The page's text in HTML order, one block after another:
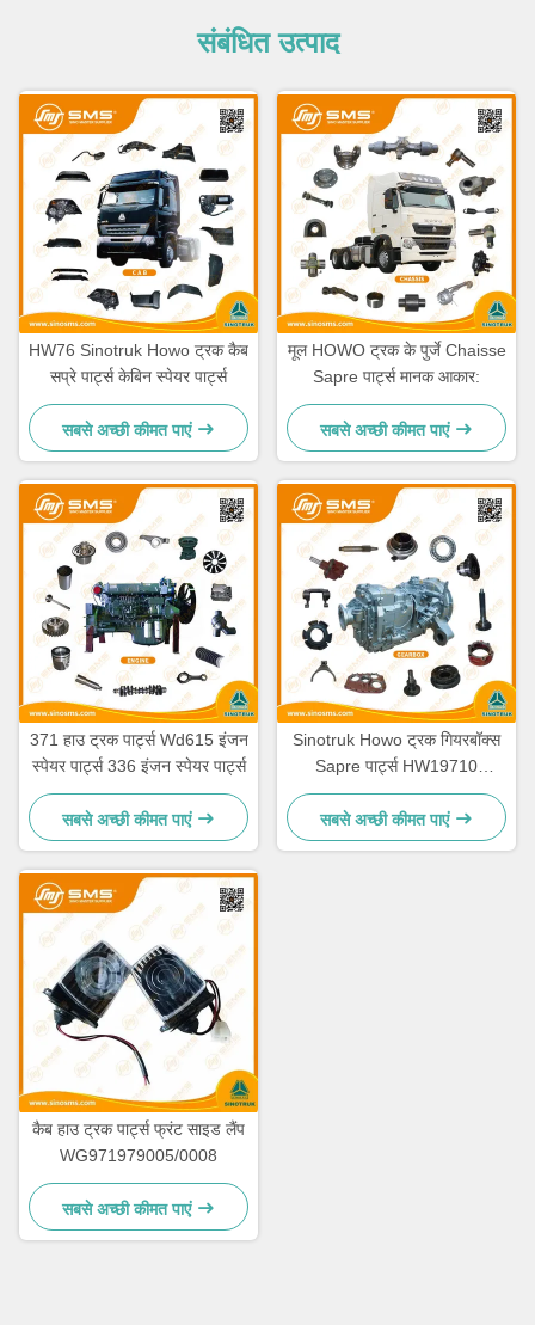
संबंधित उत्पाद
HW76 Sinotruk Howo ट्रक कैब
सप्रे पार्ट्स केबिन स्पेयर पार्ट्स
सबसे अच्छी कीमत पाएं
मूल HOWO ट्रक के पुर्जे Chaisse
Sapre पार्ट्स मानक आकार:
सबसे अच्छी कीमत पाएं
371 हाउ ट्रक पार्ट्स Wd615 इंजन
स्पेयर पार्ट्स 336 इंजन स्पेयर पार्ट्स
सबसे अच्छी कीमत पाएं
Sinotruk Howo ट्रक गियरबॉक्स
Sapre पार्ट्स HW19710
HW19710T HW19712
सबसे अच्छी कीमत पाएं
कैब हाउ ट्रक पार्ट्स फ्रंट साइड लैंप
WG971979005/0008
सबसे अच्छी कीमत पाएं